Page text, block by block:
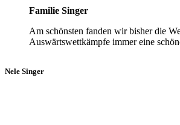
Familie Singer
Am schönsten fanden wir bisher die
Auswärtswettkämpfe immer eine
Nele Singer